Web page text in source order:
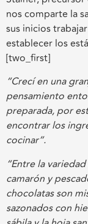
nos comparte la
sus inicios
establecer los
[two_first]
“Crecí en una
pensamiento
preparada, por
encontrar los
cocinar”.
“Entre la
camarón y
chocolatas son
sazonados con